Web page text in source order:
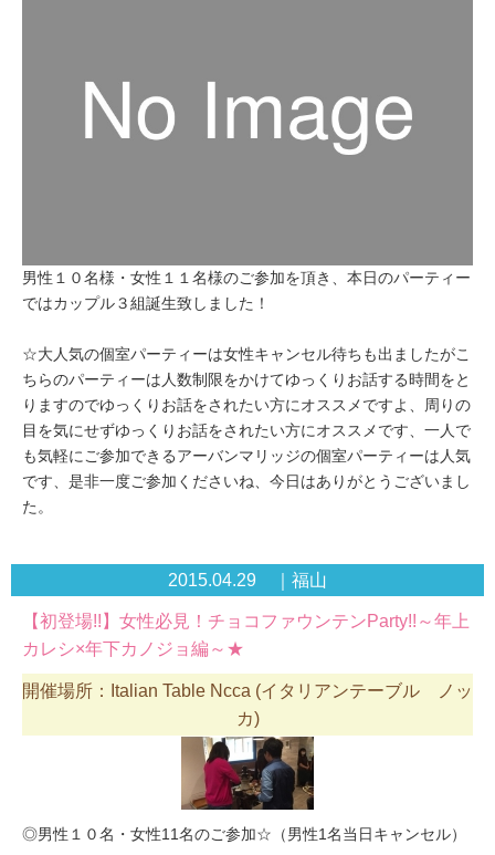
男性１０名様・女性１１名様のご参加を頂き、本日のパーティー
ではカップル３組誕生致しました！
☆大人気の個室パーティーは女性キャンセル待ちも出ましたがこ
ちらのパーティーは人数制限をかけてゆっくりお話する時間をと
りますのでゆっくりお話をされたい方にオススメですよ、周りの
目を気にせずゆっくりお話をされたい方にオススメです、一人で
も気軽にご参加できるアーバンマリッジの個室パーティーは人気
です、是非一度ご参加くださいね、今日はありがとうございまし
た。
2015.04.29 ｜福山
【初登場!!】女性必見！チョコファウンテンParty!!～年上
カレシ×年下カノジョ編～★
開催場所：Italian Table Ncca (イタリアンテーブル ノッ
カ)
◎男性１０名・女性11名のご参加☆（男性1名当日キャンセル）